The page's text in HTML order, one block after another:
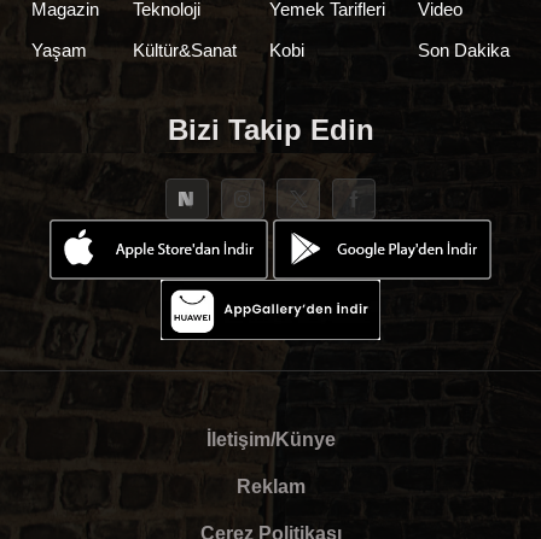
Magazin
Yaşam
Teknoloji
Kültür&Sanat
Yemek Tarifleri
Kobi
Video
Son Dakika
Bizi Takip Edin
İletişim/Künye
Reklam
Çerez Politikası